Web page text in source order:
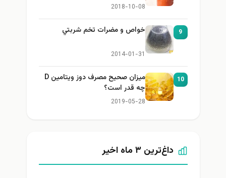
2018-10-08
9 خواص و مضرات تخم شربتي
2014-01-31
10
میزان صحیح مصرف دوز ویتامین D
چه قدر است؟
2019-05-28
داغ‌ترین ۳ ماه اخیر